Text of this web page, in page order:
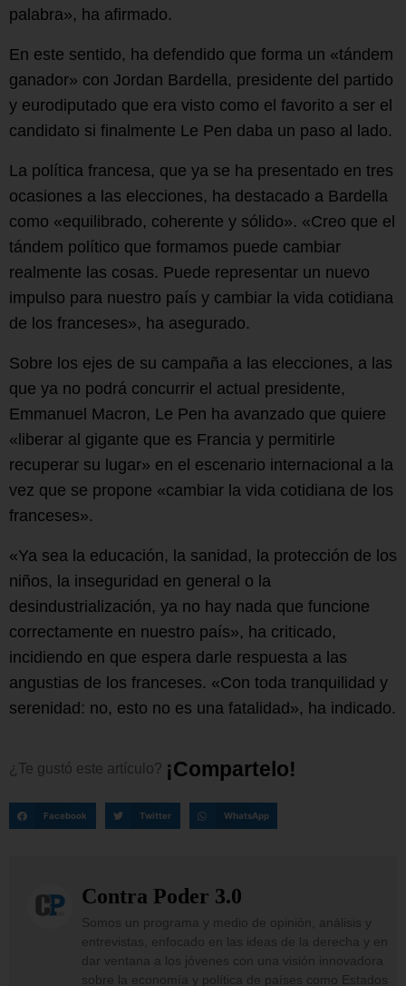
palabra», ha afirmado.
En este sentido, ha defendido que forma un «tándem
ganador» con Jordan Bardella, presidente del partido
y eurodiputado que era visto como el favorito a ser el
candidato si finalmente Le Pen daba un paso al lado.
La política francesa, que ya se ha presentado en tres
ocasiones a las elecciones, ha destacado a Bardella
como «equilibrado, coherente y sólido». «Creo que el
tándem político que formamos puede cambiar
realmente las cosas. Puede representar un nuevo
impulso para nuestro país y cambiar la vida cotidiana
de los franceses», ha asegurado.
Sobre los ejes de su campaña a las elecciones, a las
que ya no podrá concurrir el actual presidente,
Emmanuel Macron, Le Pen ha avanzado que quiere
«liberar al gigante que es Francia y permitirle
recuperar su lugar» en el escenario internacional a la
vez que se propone «cambiar la vida cotidiana de los
franceses».
«Ya sea la educación, la sanidad, la protección de los
niños, la inseguridad en general o la
desindustrialización, ya no hay nada que funcione
correctamente en nuestro país», ha criticado,
incidiendo en que espera darle respuesta a las
angustias de los franceses. «Con toda tranquilidad y
serenidad: no, esto no es una fatalidad», ha indicado.
¿Te gustó este artículo? ¡Comparte o!
Facebook Twitter WhatsApp
Contra Poder 3.0
Somos un programa y medio de opinión, análisis y
entrevistas, enfocado en las ideas de la derecha y en
dar ventana a los jóvenes con una visión innovadora
sobre la economía y política de países como Estados